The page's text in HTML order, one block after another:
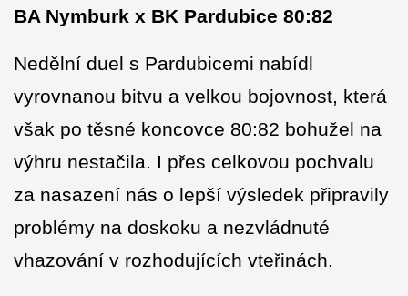
BA Nymburk x BK Pardubice 80:82
Nedělní duel s Pardubicemi nabídl
vyrovnanou bitvu a velkou bojovnost, která
však po těsné koncovce 80:82 bohužel na
výhru nestačila. I přes celkovou pochvalu
za nasazení nás o lepší výsledek připravily
problémy na doskoku a nezvládnuté
vhazování v rozhodujících vteřinách.